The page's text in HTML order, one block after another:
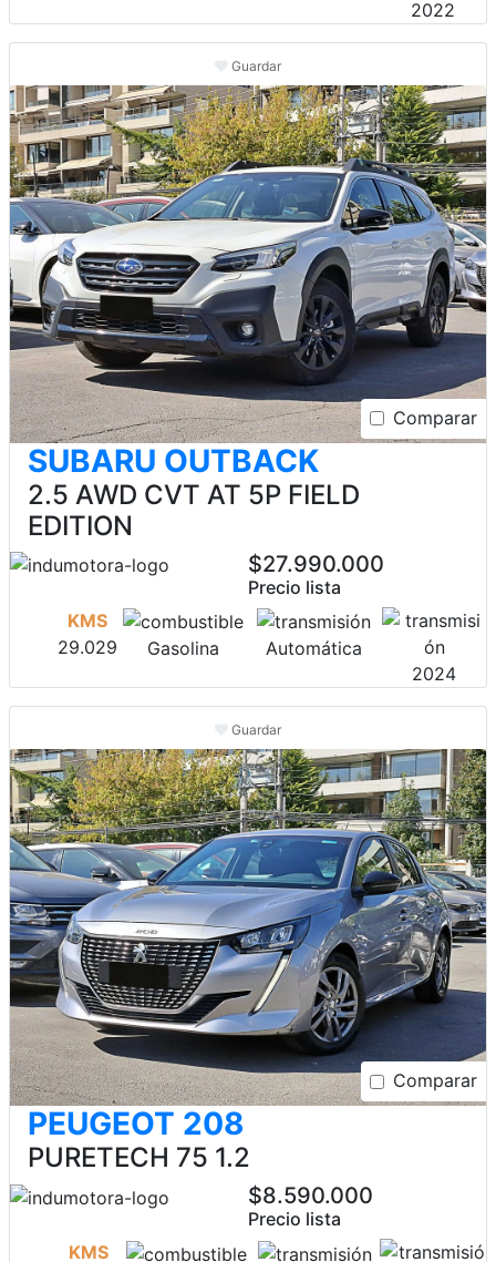
2022
Guardar
Comparar
SUBARU OUTBACK
2.5 AWD CVT AT 5P FIELD
EDITION
$27.990.000
Precio lista
KMS
29.029
Gasolina
Automática
2024
Guardar
Comparar
PEUGEOT 208
PURETECH 75 1.2
$8.590.000
Precio lista
KMS